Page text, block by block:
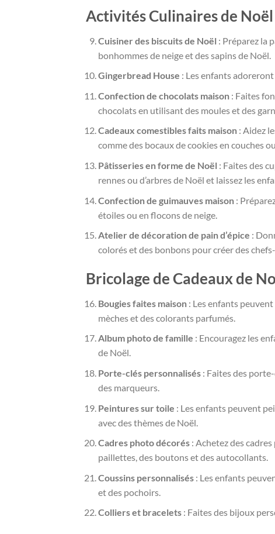
Activités Culinaires de Noël
Cuisiner des biscuits de Noël : Préparez la
bonhommes de neige et des sapins de Noël.
Gingerbread House : Les enfants
Confection de chocolats maison: Faites
chocolats en utilisant des moules et des
Cadeaux comestibles faits maison: Aidez
comme des bocaux de cookies en couches
Pâtisseries en forme de Noël : Faites des
rennes ou d’arbres de Noël et laissez les
Confection de guimauves maison:
étoiles ou en flocons de neige.
Atelier de décoration de pain d’épice :
colorés et des bonbons pour créer des
Bricolage de Cadeaux de
Bougies faites maison: Les enfants peuvent
mèches et des colorants parfumés.
Album photo de famille : Encouragez les
de Noël.
Porte-clés personnalisés: Faites des
des marqueurs.
Peintures sur toile : Les enfants peuvent
avec des thèmes de Noël.
Cadres photo décorés: Achetez des
paillettes, des boutons et des autocollants.
Coussins personnalisés: Les enfants
et des pochoirs.
Colliers et bracelets: Faites des bijoux